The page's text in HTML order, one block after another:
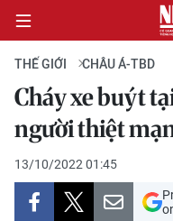
CHÍNH TRỊ
KINH TẾ
VĂN HÓA
THẾ GIỚI CHÂU Á-TBD
Cháy xe buýt
người thiệt
13/10/2022 01:45